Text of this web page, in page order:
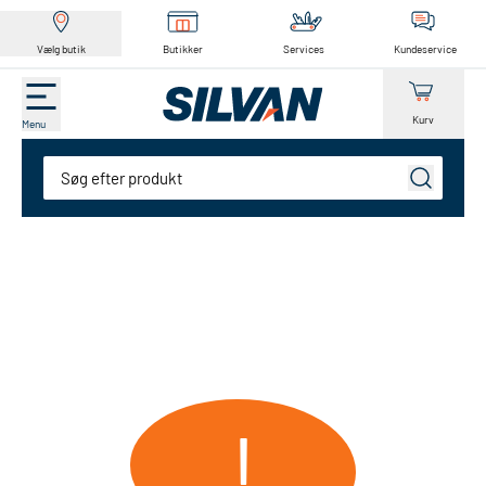
Vælg butik Butikker Services Kundeservice
Menu Kurv
Søg